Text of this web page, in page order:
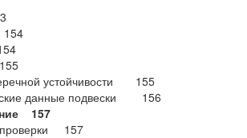
устойчивости 155
данные подвески 156
157
проверки 157